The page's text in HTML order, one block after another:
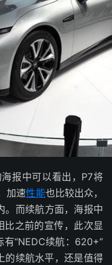
报中可以看出，P7将
加速性能也比较出众，
而续航方面，海报中
比之前的宣传，此次显
“NEDC续航：620+”
的续航水平，还是值得